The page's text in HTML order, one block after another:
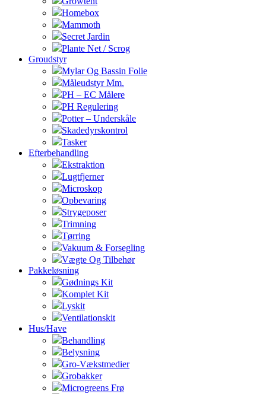
Homebox
Mammoth
Secret Jardin
Plante Net / Scrog
Groudstyr
Mylar Og Bassin Folie
Måleudstyr Mm.
PH – EC Målere
PH Regulering
Potter – Underskåle
Skadedyrskontrol
Tasker
Efterbehandling
Ekstraktion
Lugtfjerner
Microskop
Opbevaring
Strygeposer
Trimning
Tørring
Vakuum & Forsegling
Vægte Og Tilbehør
Pakkeløsning
Gødnings Kit
Komplet Kit
Lyskit
Ventilationskit
Hus/Have
Behandling
Belysning
Gro-Vækstmedier
Grobakker
Microgreens Frø